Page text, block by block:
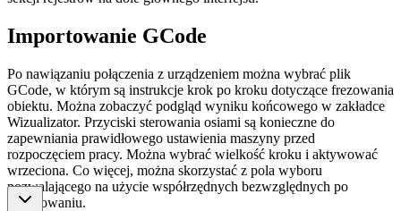
Importowanie GCode
Po nawiązaniu połączenia z urządzeniem można wybrać plik
GCode, w którym są instrukcje krok po kroku dotyczące frezowania
obiektu. Można zobaczyć podgląd wyniku końcowego w zakładce
Wizualizator. Przyciski sterowania osiami są konieczne do
zapewniania prawidłowego ustawienia maszyny przed
rozpoczęciem pracy. Można wybrać wielkość kroku i aktywować
wrzeciona. Co więcej, można skorzystać z pola wyboru
pozwalającego na użycie współrzędnych bezwzględnych po
dopasowaniu.